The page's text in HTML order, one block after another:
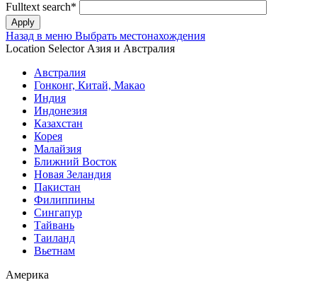
Fulltext search*
Назад в меню Выбрать местонахождения
Location Selector Азия и Австралия
Австралия
Гонконг, Китай, Макао
Индия
Индонезия
Казахстан
Корея
Малайзия
Ближний Восток
Новая Зеландия
Пакистан
Филиппины
Сингапур
Тайвань
Таиланд
Вьетнам
Америка